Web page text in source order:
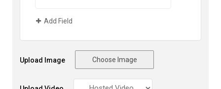
Add Field
Upload Image Choose Image